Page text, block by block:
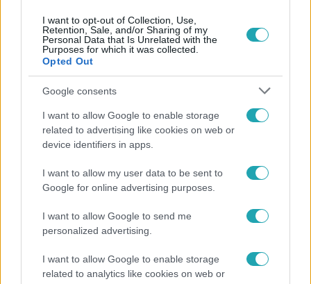
I want to opt-out of Collection, Use,
Retention, Sale, and/or Sharing of my
Personal Data that Is Unrelated with the
Purposes for which it was collected.
Opted Out
Google consents
I want to allow Google to enable storage
related to advertising like cookies on web or
device identifiers in apps.
I want to allow my user data to be sent to
Google for online advertising purposes.
I want to allow Google to send me
personalized advertising.
I want to allow Google to enable storage
related to analytics like cookies on web or
Népszerű